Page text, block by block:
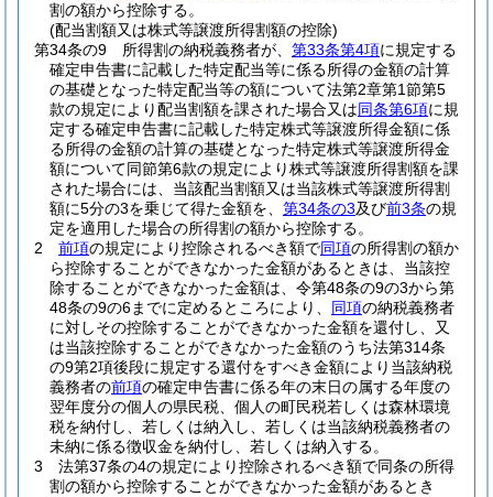
割の額から控除する。
(配当割額又は株式等譲渡所得割額の控除)
第34条の9
所得割の納税義務者が、 第33条第4項に規定する
確定申告書に記載した特定配当等に係る所得の金額の計算
の基礎となった特定配当等の額について法第2章第1節第5
款の規定により配当割額を課された場合又は同条第6項に規
定する確定申告書に記載した特定株式等譲渡所得金額に係
る所得の金額の計算の基礎となった特定株式等譲渡所得金
額について同節第6款の規定により株式等譲渡所得割額を課
された場合には、当該配当割額又は当該株式等譲渡所得割
額に5分の3を乗じて得た金額を、 第34条の3及び前3条の規
定を適用した場合の所得割の額から控除する。
2
前項の規定により控除されるべき額で同項の所得割の額か
ら控除することができなかった金額があるときは、当該控
除することができなかった金額は、令第48条の9の3から第
48条の9の6までに定めるところにより、 同項の納税義務者
に対しその控除することができなかった金額を還付し、又
は当該控除することができなかった金額のうち法第314条
の9第2項後段に規定する還付をすべき金額により当該納税
義務者の前項の確定申告書に係る年の末日の属する年度の
翌年度分の個人の県民税、個人の町民税若しくは森林環境
税を納付し、若しくは納入し、若しくは当該納税義務者の
未納に係る徴収金を納付し、若しくは納入する。
3
法第37条の4の規定により控除されるべき額で同条の所得
割の額から控除することができなかった金額があるとき